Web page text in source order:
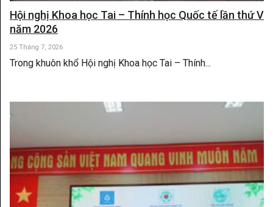
Hội nghị Khoa học Tai – Thính học Quốc tế lần thứ V
năm 2026
25 Tháng 7, 2026
Trong khuôn khổ Hội nghị Khoa học Tai – Thính...